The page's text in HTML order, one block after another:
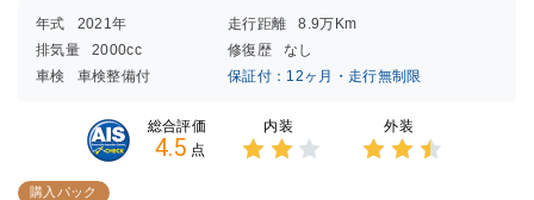
年式 2021年 走行距離
8.9万Km
排気量
2000cc 修復歴
なし
車検
車検整備付 保証付：12ヶ月・走行無制限
総合評価
4.5 点
内装 外装
購入パック